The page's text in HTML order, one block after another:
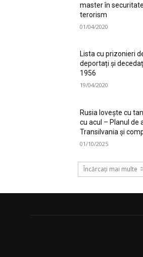
master în
terorism
01/04/2020
Lista cu prizonieri
deportați și
1956
19/04/2020
Rusia lovește cu
cu acul – Planul de
Transilvania și
01/10/2025
Încărcați mai multe